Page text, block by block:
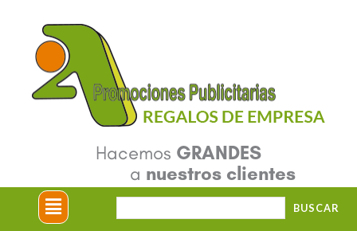
contenido
Hacemos GRANDES
a nuestros clientes
Menú BUSCAR